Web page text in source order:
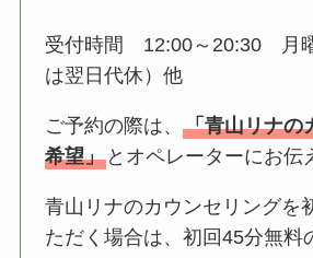
受付時間 12:00～20:30 月
は翌日代休）他
ご予約の際は、「青山リナの
希望」 とオペレーターにお伝
青山リナのカウンセリングを
ただく場合は、初回45分無料